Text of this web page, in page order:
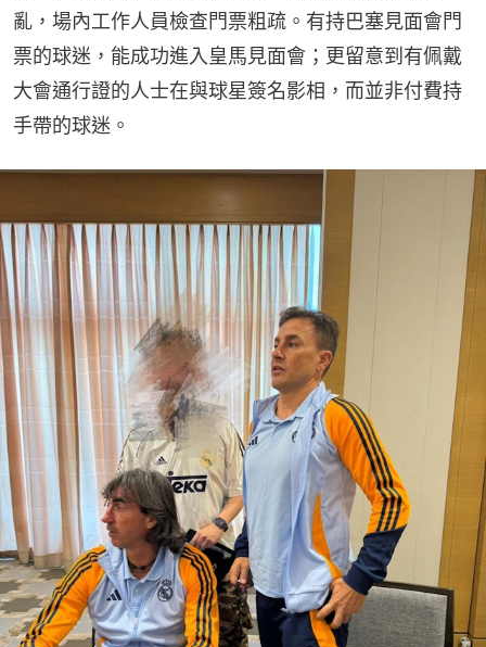
亂，場內工作人員檢查門票粗疏。有持巴塞見面會門
票的球迷，能成功進入皇馬見面會；更留意到有佩戴
大會通行證的人士在與球星簽名影相，而並非付費持
手帶的球迷。